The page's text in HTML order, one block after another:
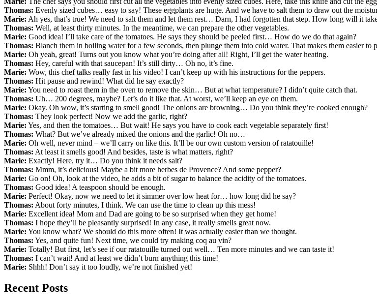
Thomas: Evenly sized cubes… easy to say! These eggplants are huge. And we have to salt them to draw out the
Marie: Ah yes, that’s true! We need to salt them and let them rest… Darn, I had forgotten that step. How long will it
Thomas: Well, at least thirty minutes. In the meantime, we can prepare the other vegetables.
Marie: Good idea! I’ll take care of the tomatoes. He says they should be peeled first… How do we do that again?
Thomas: Blanch them in boiling water for a few seconds, then plunge them into cold water. That makes them easier to
Marie: Oh yeah, great! Turns out you know what you’re doing after all! Right, I’ll get the water heating.
Thomas: Hey, careful with that saucepan! It’s still dirty… Oh no, it’s fine.
Marie: Wow, this chef talks really fast in his video! I can’t keep up with his instructions for the peppers.
Thomas: Hit pause and rewind! What did he say exactly?
Marie: You need to roast them in the oven to remove the skin… But at what temperature? I didn’t quite catch that.
Thomas: Uh… 200 degrees, maybe? Let’s do it like that. At worst, we’ll keep an eye on them.
Marie: Okay. Oh wow, it’s starting to smell good! The onions are browning… Do you think they’re cooked enough?
Thomas: They look perfect! Now we add the garlic, right?
Marie: Yes, and then the tomatoes… But wait! He says you have to cook each vegetable separately first!
Thomas: What? But we’ve already mixed the onions and the garlic! Oh no…
Marie: Oh well, never mind – we’ll carry on like this. It’ll be our own custom version of ratatouille!
Thomas: At least it smells good! And besides, taste is what matters, right?
Marie: Exactly! Here, try it… Do you think it needs salt?
Thomas: Mmm, it’s delicious! Maybe a bit more herbes de Provence? And some pepper?
Marie: Go on! Oh, look at the video, he adds a bit of sugar to balance the acidity of the tomatoes.
Thomas: Good idea! A teaspoon should be enough.
Marie: Perfect! Okay, now we need to let it simmer over low heat for… how long did he say?
Thomas: About forty minutes, I think. We can use the time to clean up this mess!
Marie: Excellent idea! Mom and Dad are going to be so surprised when they get home!
Thomas: I hope they’ll be pleasantly surprised! In any case, it really smells great now.
Marie: You know what? We should do this more often! It was actually easier than we thought.
Thomas: Yes, and quite fun! Next time, we could try making coq au vin?
Marie: Totally! But first, let’s see if our ratatouille turned out well… Ten more minutes and we can taste it!
Thomas: I can’t wait! And at least we didn’t burn anything this time!
Marie: Shhh! Don’t say it too loudly, we’re not finished yet!
Recent Posts